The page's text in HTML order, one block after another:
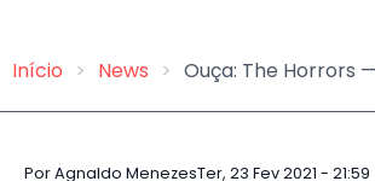
Trilha
Início News Ouça: The Horrors —
PorAgnaldo MenezesTer, 23 Fev 2021 - 21:59